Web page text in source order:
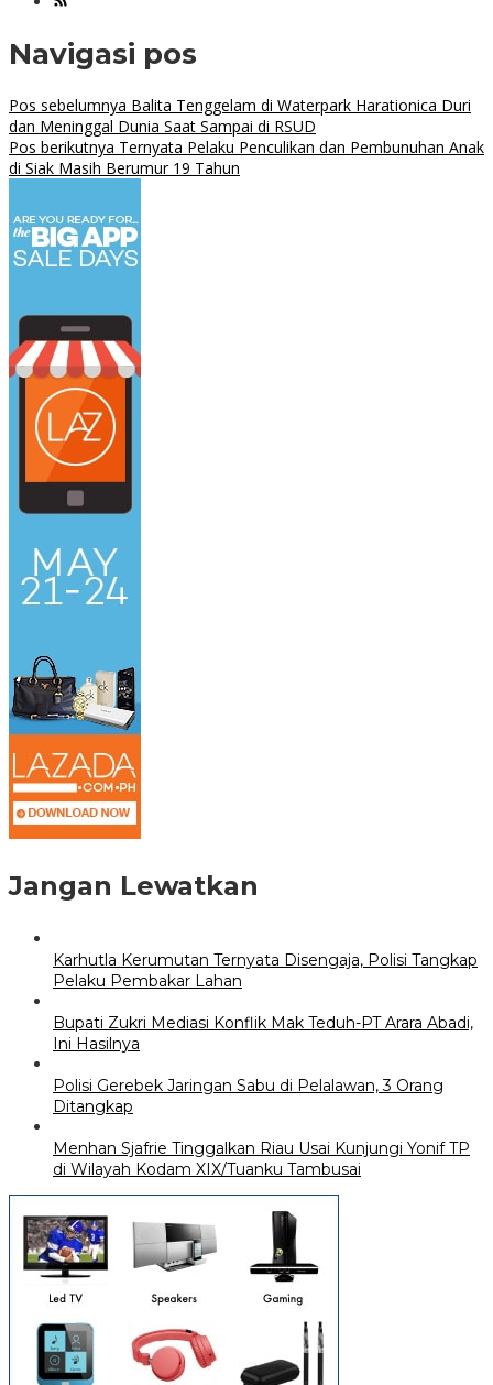
Navigasi pos
Pos sebelumnya Balita Tenggelam di Waterpark Harationica Duri
dan Meninggal Dunia Saat Sampai di RSUD
Pos berikutnya Ternyata Pelaku Penculikan dan Pembunuhan Anak
di Siak Masih Berumur 19 Tahun
Jangan Lewatkan
Karhutla Kerumutan Ternyata Disengaja, Polisi Tangkap
Pelaku Pembakar Lahan
Bupati Zukri Mediasi Konflik Mak Teduh-PT Arara Abadi,
Ini Hasilnya
Polisi Gerebek Jaringan Sabu di Pelalawan, 3 Orang
Ditangkap
Menhan Sjafrie Tinggalkan Riau Usai Kunjungi Yonif TP
di Wilayah Kodam XIX/Tuanku Tambusai